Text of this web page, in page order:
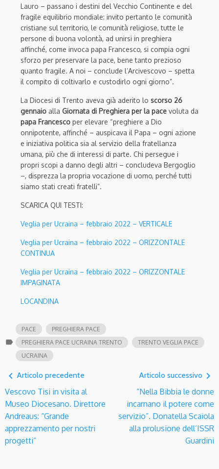
Lauro – passano i destini del Vecchio Continente e del
fragile equilibrio mondiale: invito pertanto le comunità
cristiane sul territorio, le comunità religiose, tutte le
persone di buona volontà, ad unirsi in preghiera
affinché, come invoca papa Francesco, si compia ogni
sforzo per preservare la pace, bene tanto prezioso
quanto fragile. A noi – conclude l’Arcivescovo – spetta
il compito di coltivarlo e custodirlo ogni giorno”.
La Diocesi di Trento aveva già aderito lo scorso 26
gennaio alla Giornata di Preghiera per la pace voluta da
papa Francesco per elevare “preghiere a Dio
onnipotente, affinché – auspicava il Papa – ogni azione
e iniziativa politica sia al servizio della fratellanza
umana, più che di interessi di parte. Chi persegue i
propri scopi a danno degli altri – concludeva Bergoglio
–, disprezza la propria vocazione di uomo, perché tutti
siamo stati creati fratelli”.
SCARICA QUI TESTI:
Veglia per Ucraina – febbraio 2022 – VERTICALE
Veglia per Ucraina – febbraio 2022 – ORIZZONTALE
CONTINUA
Veglia per Ucraina – febbraio 2022 – ORIZZONTALE
IMPAGINATA
LOCANDINA
label
PACE
PREGHIERA PACE
PREGHIERA PACE UCRAINA TRENTO
TRENTO VEGLIA PACE
UCRAINA
navigate_before Articolo precedente
Vescovo Tisi in visita al
Museo Diocesano. Direttore
Andreaus: “Grande
apprezzamento per nostri
progetti”
Articolo successivo navigate_next
“Nella Bibbia le donne
incarnano il potere come
servizio”. Donatella Scaiola
alla prolusione dell’ISSR
Guardini